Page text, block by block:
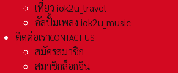
เที่ยว iok2u_travel
อัลปั้มเพลง iok2u_music
ติดต่อเราCONTACT US
สมัครสมาชิก
สมาชิกล็อกอิน